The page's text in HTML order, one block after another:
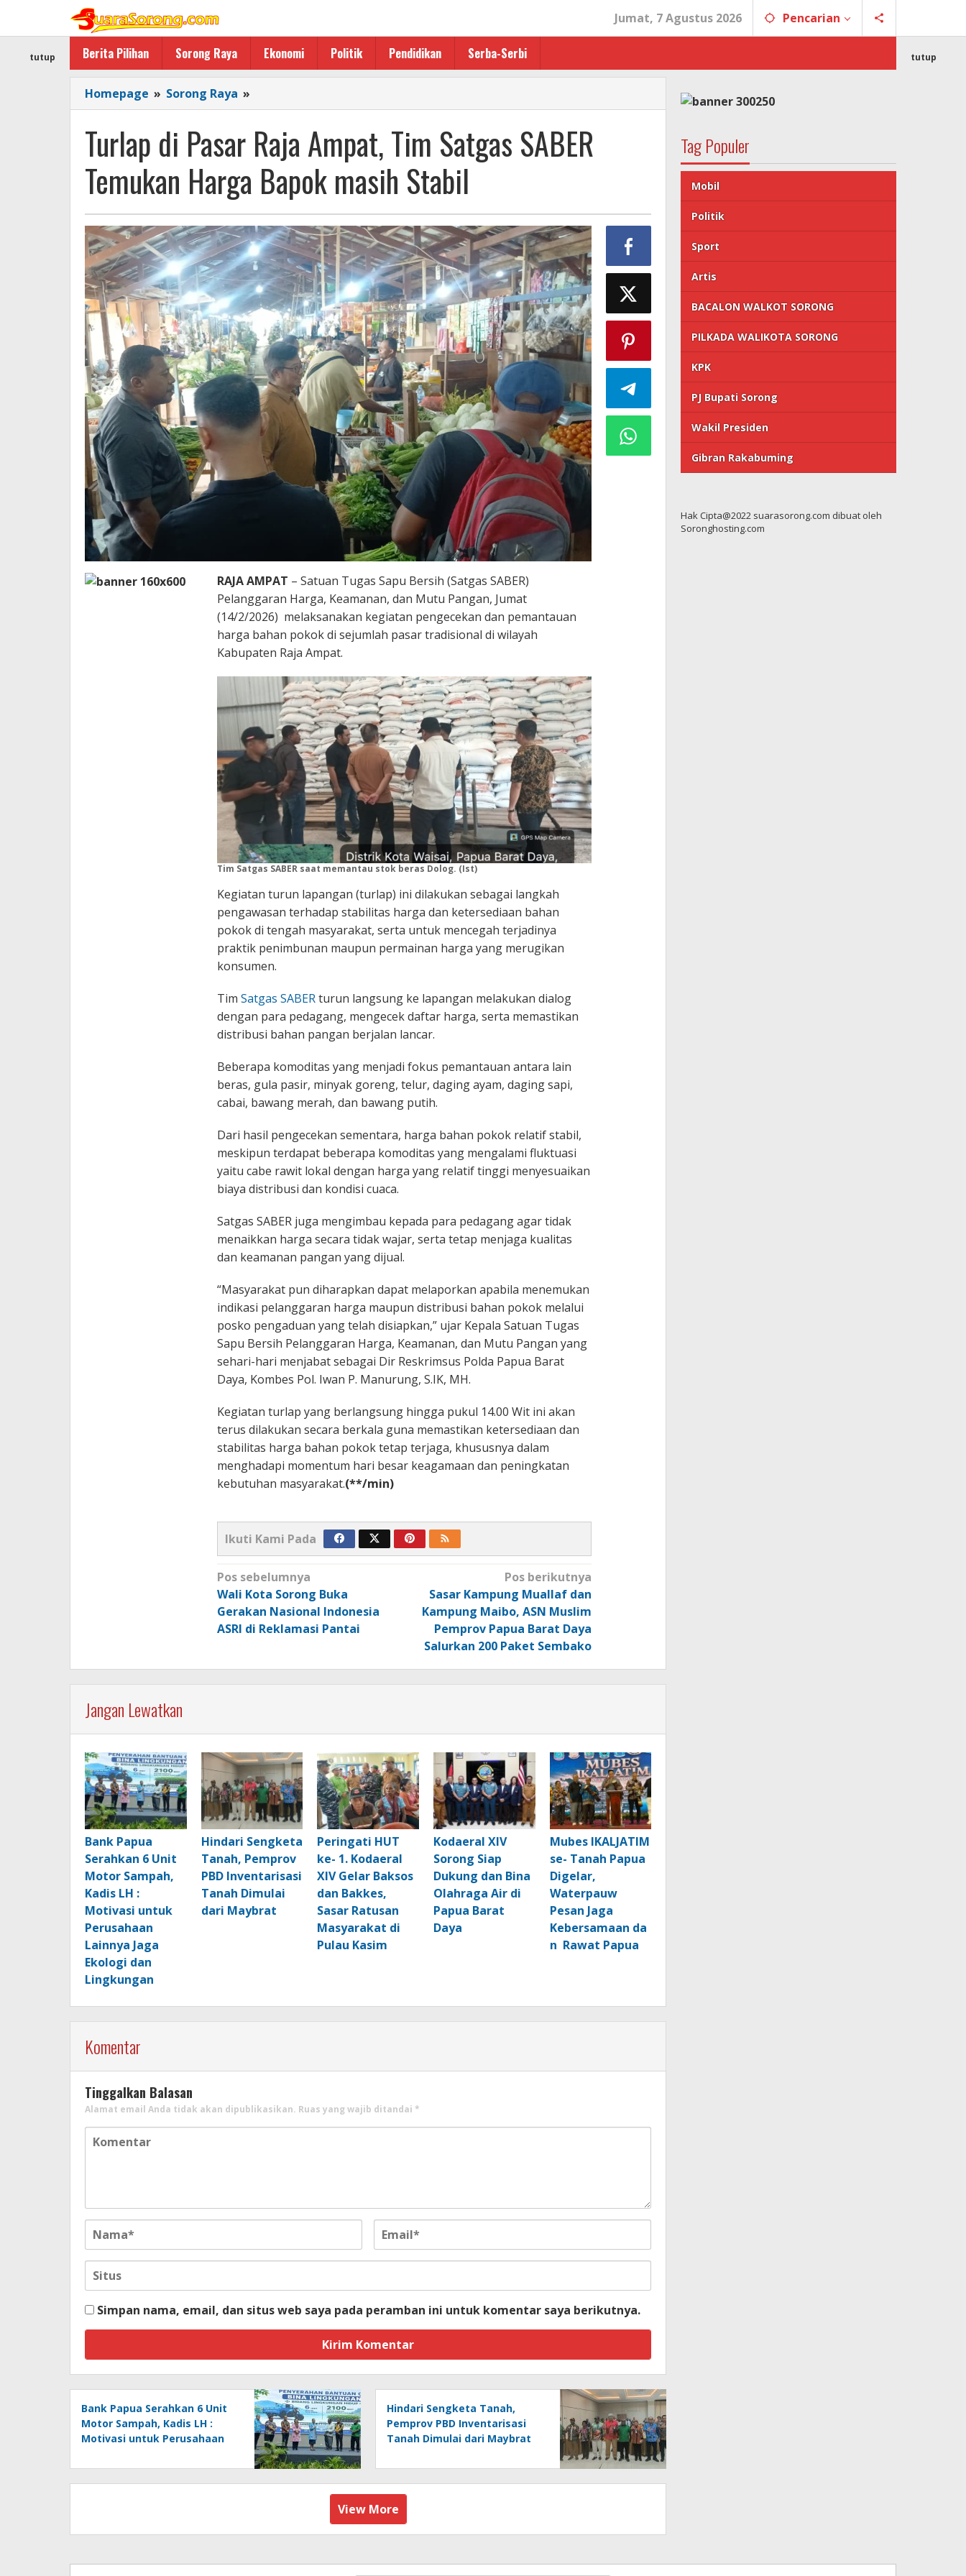
Jumat, 7 Agustus 2026 Pencarian
Berita Pilihan Sorong Raya Ekonomi Politik Pendidikan Serba-Serbi
tutup tutup
Homepage » Sorong Raya »
di
Raja
Ampat,
Tim
Satgas
SABER
Temukan
Harga
Bapok
masih
Stabil
Turlap di Pasar Raja Ampat, Tim Satgas SABER
Temukan Harga Bapok masih Stabil
RAJA AMPAT – Satuan Tugas Sapu Bersih (Satgas SABER)
Pelanggaran Harga, Keamanan, dan Mutu Pangan, Jumat
(14/2/2026) melaksanakan kegiatan pengecekan dan pemantauan
harga bahan pokok di sejumlah pasar tradisional di wilayah
Kabupaten Raja Ampat.
Tim Satgas SABER saat memantau stok beras Dolog. (Ist)
Kegiatan turun lapangan (turlap) ini dilakukan sebagai langkah
pengawasan terhadap stabilitas harga dan ketersediaan bahan
pokok di tengah masyarakat, serta untuk mencegah terjadinya
praktik penimbunan maupun permainan harga yang merugikan
konsumen.
Tim Satgas SABERturun langsung ke lapangan melakukan dialog
dengan para pedagang, mengecek daftar harga, serta memastikan
distribusi bahan pangan berjalan lancar.
Beberapa komoditas yang menjadi fokus pemantauan antara lain
beras, gula pasir, minyak goreng, telur, daging ayam, daging sapi,
cabai, bawang merah, dan bawang putih.
Dari hasil pengecekan sementara, harga bahan pokok relatif stabil,
meskipun terdapat beberapa komoditas yang mengalami fluktuasi
yaitu cabe rawit lokal dengan harga yang relatif tinggi menyesuaikan
biaya distribusi dan kondisi cuaca.
Satgas SABER juga mengimbau kepada para pedagang agar tidak
menaikkan harga secara tidak wajar, serta tetap menjaga kualitas
dan keamanan pangan yang dijual.
“Masyarakat pun diharapkan dapat melaporkan apabila menemukan
indikasi pelanggaran harga maupun distribusi bahan pokok melalui
posko pengaduan yang telah disiapkan,” ujar Kepala Satuan Tugas
Sapu Bersih Pelanggaran Harga, Keamanan, dan Mutu Pangan yang
sehari-hari menjabat sebagai Dir Reskrimsus Polda Papua Barat
Daya, Kombes Pol. Iwan P. Manurung, S.IK, MH.
Kegiatan turlap yang berlangsung hingga pukul 14.00 Wit ini akan
terus dilakukan secara berkala guna memastikan ketersediaan dan
stabilitas harga bahan pokok tetap terjaga, khususnya dalam
menghadapi momentum hari besar keagamaan dan peningkatan
kebutuhan masyarakat.(**/min)
Ikuti Kami Pada
Navigasi
pos
Pos sebelumnya
Wali Kota Sorong Buka
Gerakan Nasional Indonesia
ASRI di Reklamasi Pantai
Pos berikutnya
Sasar Kampung Muallaf dan
Kampung Maibo, ASN Muslim
Pemprov Papua Barat Daya
Salurkan 200 Paket Sembako
Jangan Lewatkan
Bank Papua
Serahkan 6 Unit
Motor Sampah,
Kadis LH :
Motivasi untuk
Perusahaan
Lainnya Jaga
Ekologi dan
Lingkungan
Hindari Sengketa
Tanah, Pemprov
PBD Inventarisasi
Tanah Dimulai
dari Maybrat
Peringati HUT
ke- 1. Kodaeral
XIV Gelar Baksos
dan Bakkes,
Sasar Ratusan
Masyarakat di
Pulau Kasim
Kodaeral XIV
Sorong Siap
Dukung dan Bina
Olahraga Air di
Papua Barat
Daya
Mubes IKALJATIM
se- Tanah Papua
Digelar,
Waterpauw
Pesan Jaga
Kebersamaan da
n Rawat Papua
Komentar
Tinggalkan Balasan
Alamat email Anda tidak akan dipublikasikan. Ruas yang wajib ditandai *
Simpan nama, email, dan situs web saya pada peramban ini untuk komentar saya berikutnya.
Bank Papua Serahkan 6 Unit
Motor Sampah, Kadis LH :
Motivasi untuk Perusahaan
Lingkungan
Hindari Sengketa Tanah,
Pemprov PBD Inventarisasi
Tanah Dimulai dari Maybrat
View More
Tag Populer
Mobil
Politik
Sport
Artis
BACALON WALKOT SORONG
PILKADA WALIKOTA SORONG
KPK
PJ Bupati Sorong
Wakil Presiden
Gibran Rakabuming
Hak Cipta@2022 suarasorong.com dibuat oleh
Soronghosting.com